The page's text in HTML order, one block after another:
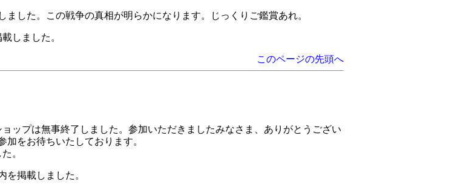
ました。この戦争の真相が明らかになります。じっくりご鑑賞あれ。
しました。
このページの先頭へ
ップは無事終了しました。参加いただきましたみなさま、ありがとうござい
加をお待ちいたしております。
。
を掲載しました。